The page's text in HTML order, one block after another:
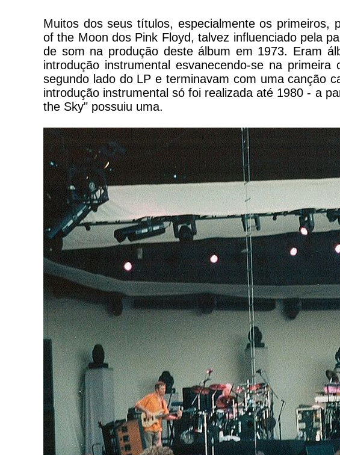
Muitos dos seus títulos, especialmente os primeiros,
of the Moon dos Pink Floyd, talvez influenciado pela
de som na produção deste álbum em 1973. Eram
introdução instrumental esvanecendo-se na
segundo lado do LP e terminavam com uma canção
introdução instrumental só foi realizada até 1980 - a
the Sky" possuiu uma.